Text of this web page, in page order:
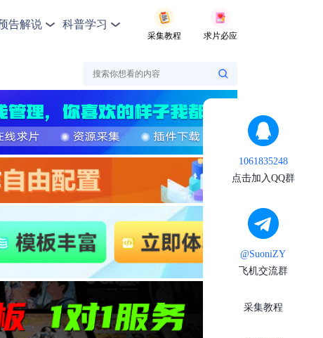
告解说 科普学习
采集教程 求片必应
1061835248
点击加入QQ群
@SuoniZY
飞机交流群
采集教程